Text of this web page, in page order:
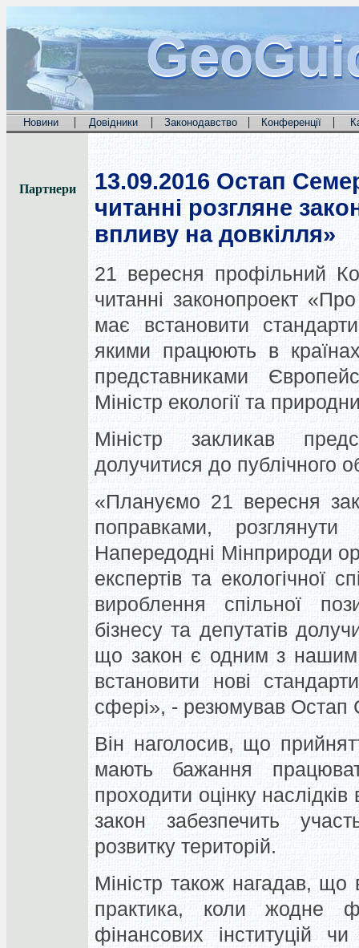
Новини | Довідники | Законодавство | Конференції |
Партнери 13.09.2016 Остап
читанні розгляне
впливу на довкілля»
21 вересня профільний
читанні законопроект
має встановити
якими працюють в
представниками
Міністр екології та
Міністр закликав
долучитися до публічного
«Плануємо 21 вересня
поправками,
Напередодні Мінприроди
експертів та екологічної
вироблення спільної
бізнесу та депутатів
що закон є одним з нашим
встановити нові
сфері», - резюмував Остап
Він наголосив, що
мають бажання
проходити оцінку
закон забезпечить
розвитку територій.
Міністр також нагадав, що
практика, коли жодне
фінансових інституцій